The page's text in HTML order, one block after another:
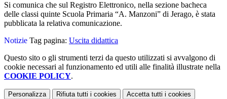
Si comunica che sul Registro Elettronico, nella sezione bacheca
delle classi quinte Scuola Primaria “A. Manzoni” di Jerago, è stata
pubblicata la relativa comunicazione.
Notizie Tag pagina: Uscita didattica
Questo sito o gli strumenti terzi da questo utilizzati si avvalgono di
cookie necessari al funzionamento ed utili alle finalità illustrate nella
COOKIE POLICY.
Personalizza Rifiuta tutti i cookies Accetta tutti i cookies